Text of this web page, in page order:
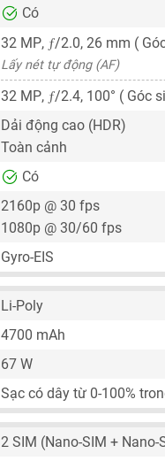
Có
32 MP, ƒ/2.0, 26 mm (
Lấy nét tự động (AF)
32 MP, ƒ/2.4, 100° ( Góc
Dải động cao (HDR)
Toàn cảnh
Có
2160p @ 30 fps
1080p @ 30/60 fps
Gyro-EIS
Li-Poly
4700 mAh
67 W
Sạc có dây từ 0-100%
2 SIM (Nano-SIM + Nano-